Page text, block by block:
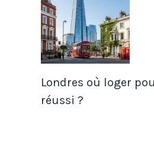
Londres où loger
réussi ?